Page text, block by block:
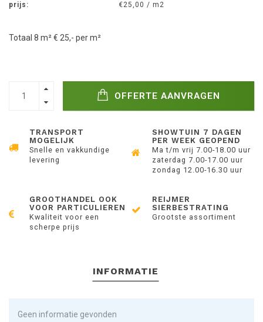
prijs:
€25,00 / m2
Totaal 8 m² € 25,- per m²
OFFERTE AANVRAGEN
TRANSPORT
MOGELIJK
Snelle en vakkundige
levering
SHOWTUIN 7 DAGEN
PER WEEK GEOPEND
Ma t/m vrij 7.00-18.00 uur
zaterdag 7.00-17.00 uur
zondag 12.00-16.30 uur
GROOTHANDEL OOK
VOOR PARTICULIEREN
Kwaliteit voor een
scherpe prijs
REIJMER
SIERBESTRATING
Grootste assortiment
INFORMATIE
Geen informatie gevonden